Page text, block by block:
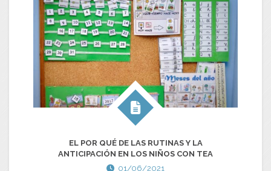
EL POR QUÉ DE LAS RUTINAS Y LA
ANTICIPACIÓN EN LOS NIÑOS CON TEA
01/06/2021